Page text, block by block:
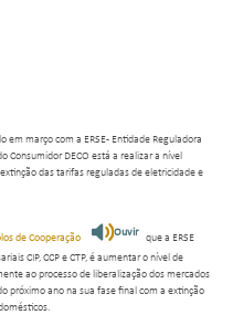
em março com a ERSE- Entidade Reguladora
Consumidor DECO está a realizar a nível
das tarifas reguladas de eletricidade e
de Cooperação Ouvir
que a ERSE
CIP, CCP e CTP, é aumentar o nível de
ao processo de liberalização dos mercados
próximo ano na sua fase final com a extinção